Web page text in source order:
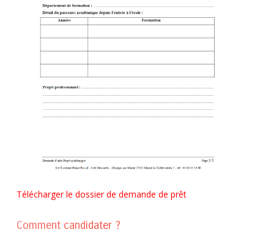
Télécharger le dossier de demande de prêt
Comment candidater ?